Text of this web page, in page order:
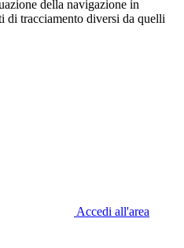
della navigazione in
di tracciamento diversi da quelli
Accedi all'area